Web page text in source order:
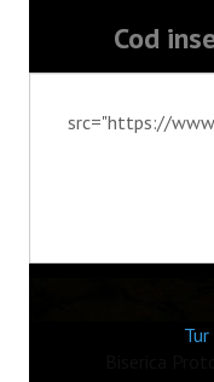
VIDEO
Cod